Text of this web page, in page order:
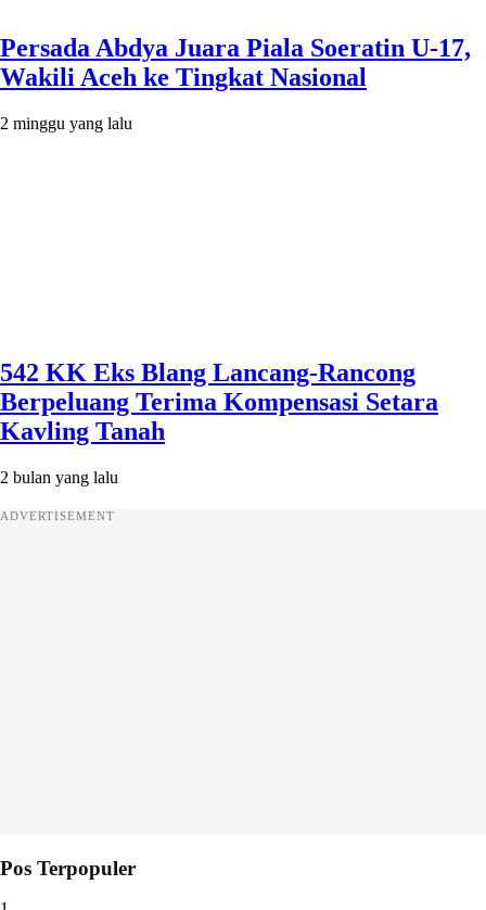
Persada Abdya Juara Piala Soeratin U-17,
Wakili Aceh ke Tingkat Nasional
2 minggu yang lalu
542 KK Eks Blang Lancang-Rancong
Berpeluang Terima Kompensasi Setara
Kavling Tanah
2 bulan yang lalu
ADVERTISEMENT
Pos Terpopuler